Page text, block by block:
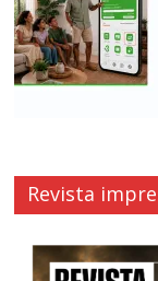
Revista